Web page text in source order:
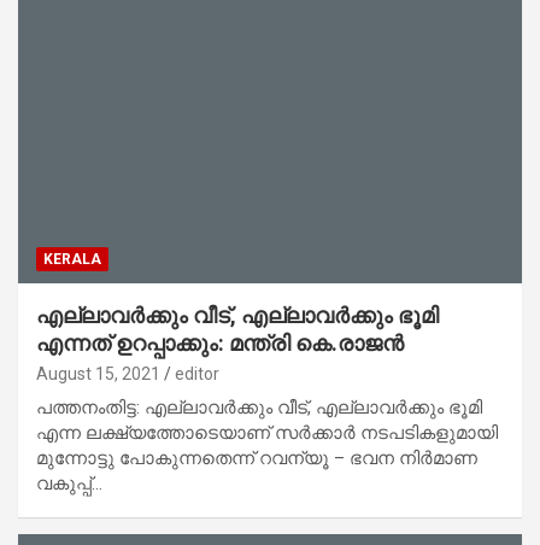
KERALA
എല്ലാവര്‍ക്കും വീട്, എല്ലാവര്‍ക്കും ഭൂമി
എന്നത് ഉറപ്പാക്കും: മന്ത്രി കെ.രാജന്‍
August 15, 2021 editor
പത്തനംതിട്ട: എല്ലാവര്‍ക്കും വീട്, എല്ലാവര്‍ക്കും ഭൂമി
എന്ന ലക്ഷ്യത്തോടെയാണ് സര്‍ക്കാര്‍ നടപടികളുമായി
മുന്നോട്ടു പോകുന്നതെന്ന് റവന്യൂ – ഭവന നിര്‍മാണ
വകുപ്പ്…